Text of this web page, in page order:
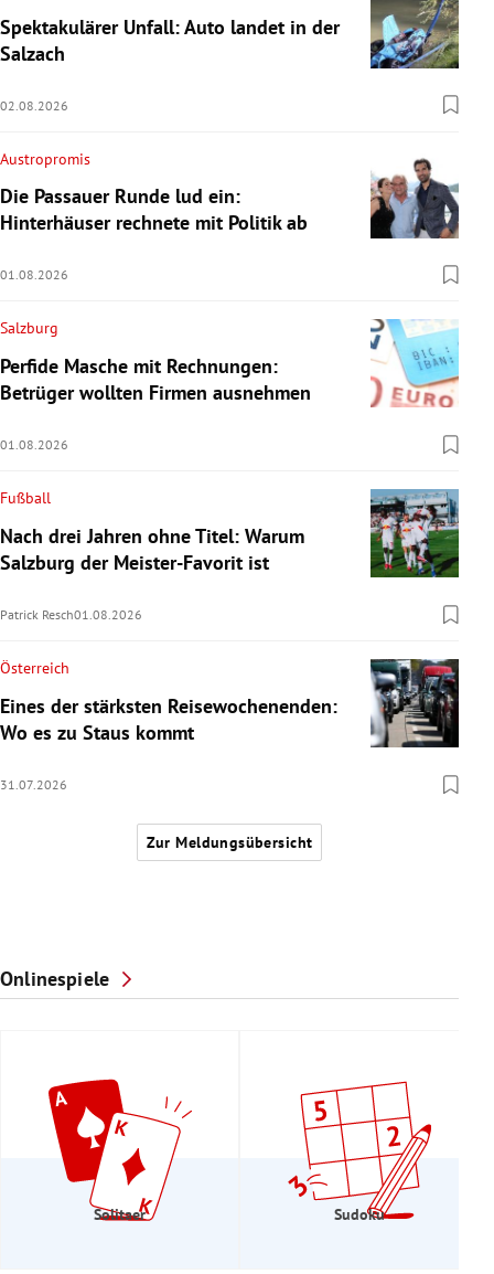
Spektakulärer Unfall: Auto landet in der
Salzach
02.08.2026
Austropromis
Die Passauer Runde lud ein:
Hinterhäuser rechnete mit Politik ab
01.08.2026
Salzburg
Perfide Masche mit Rechnungen:
Betrüger wollten Firmen ausnehmen
01.08.2026
Fußball
Nach drei Jahren ohne Titel: Warum
Salzburg der Meister-Favorit ist
Patrick Resch01.08.2026
Österreich
Eines der stärksten Reisewochenenden:
Wo es zu Staus kommt
31.07.2026
Zur Meldungsübersicht
Onlinespiele
Solitaer Sudoku